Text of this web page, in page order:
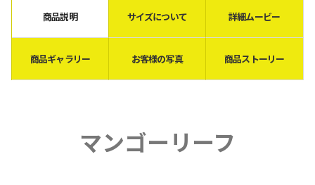
商品説明 サイズについて 詳細ムービー
商品ギャラリー お客様の写真 商品ストーリー
マンゴーリーフ